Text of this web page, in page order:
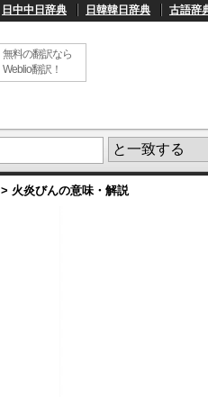
日中中日辞典 日韓韓日辞典 古語辞
無料の翻訳なら
Weblio翻訳！
> 火炎びんの意味・解説